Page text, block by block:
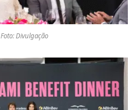
Foto: Divulgação